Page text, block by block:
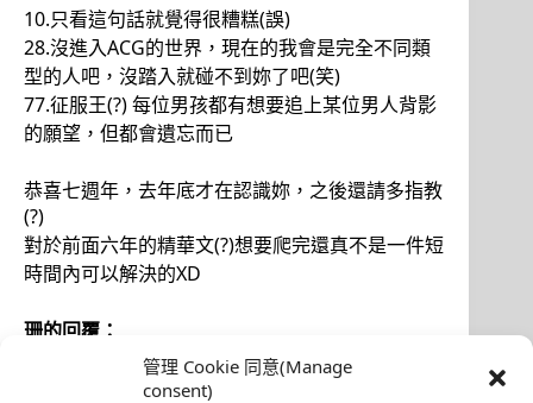
管理 Cookie 同意(Manage
consent)
10.只看這句話就覺得很糟糕(誤)
28.沒進入ACG的世界，現在的我會是完全不同類
型的人吧，沒踏入就碰不到妳了吧(笑)
77.征服王(?) 每位男孩都有想要追上某位男人背影
的願望，但都會遺忘而已
恭喜七週年，去年底才在認識妳，之後還請多指教
(?)
對於前面六年的精華文(?)想要爬完還真不是一件短
時間內可以解決的XD
珊的回覆：
光看糟糕度有限，要推倒別人又被推倒才會真正培